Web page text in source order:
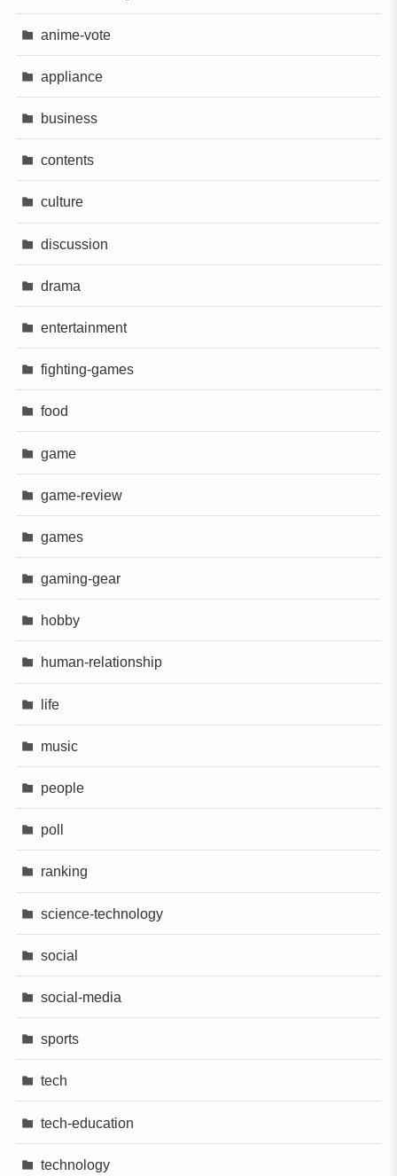
anime-vote
appliance
business
contents
culture
discussion
drama
entertainment
fighting-games
food
game
game-review
games
gaming-gear
hobby
human-relationship
life
music
people
poll
ranking
science-technology
social
social-media
sports
tech
tech-education
technology